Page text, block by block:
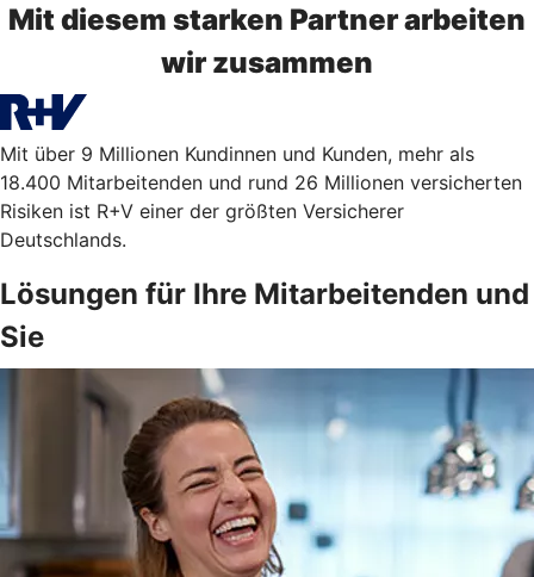
Mit diesem starken Partner arbeiten
wir zusammen
Mit über 9 Millionen Kundinnen und Kunden, mehr als
18.400 Mitarbeitenden und rund 26 Millionen versicherten
Risiken ist R+V einer der größten Versicherer
Deutschlands.
Lösungen für Ihre Mitarbeitenden und
Sie